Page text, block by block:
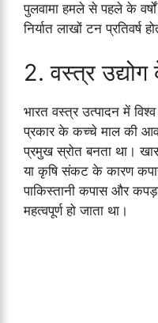
पुलवामा हमले से पहले के
निर्यात लाखों टन प्रतिवर्ष
2. वस्त्र
भारत वस्त्र उत्पादन में
प्रकार के कच्चे माल की
प्रमुख स्रोत बनता था।
या कृषि संकट के कारण
पाकिस्तानी कपास और
महत्वपूर्ण हो जाता था।